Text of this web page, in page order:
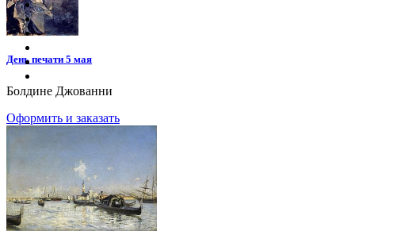
День печати 5 мая
Болдине Джованни
Оформить и заказать